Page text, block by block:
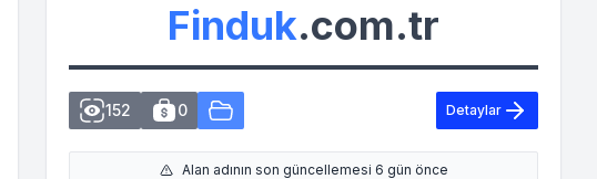
Finduk.com.tr
152 0 Detaylar
Alan adının son güncellemesi 6 gün önce